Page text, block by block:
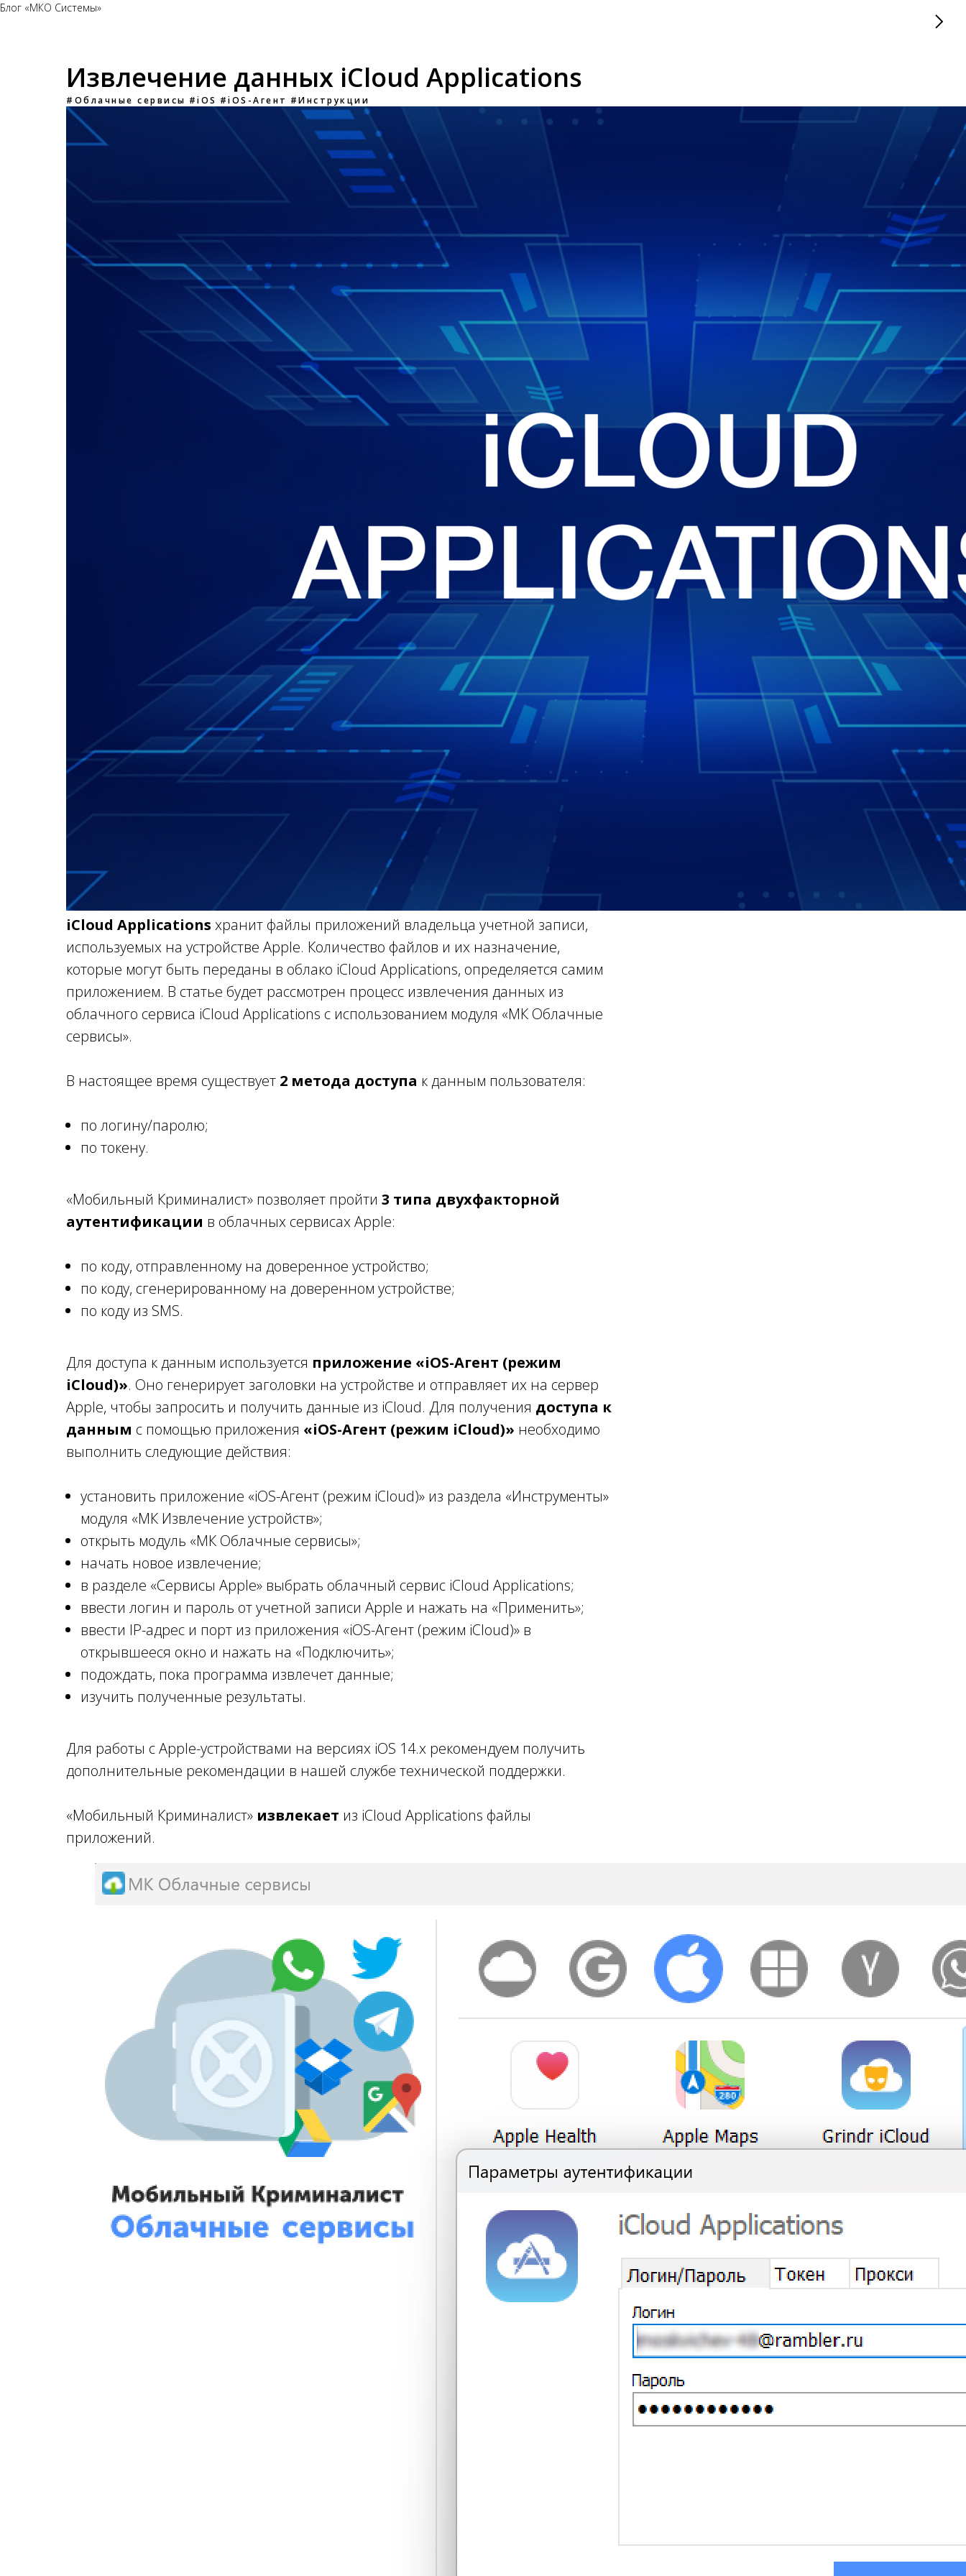
Блог «МКО Системы»
Извлечение данных iCloud Applications
#Облачные сервисы #iOS #iOS-Агент #Инструкции
iCloud Applications хранит файлы приложений владельца учетной записи,
используемых на устройстве Apple. Количество файлов и их назначение,
которые могут быть переданы в облако iCloud Applications, определяется самим
приложением. В статье будет рассмотрен процесс извлечения данных из
облачного сервиса iCloud Applications с использованием модуля «МК Облачные
сервисы».
В настоящее время существует 2 метода доступа к данным пользователя:
по логину/паролю;
по токену.
«Мобильный Криминалист» позволяет пройти 3 типа двухфакторной
аутентификации в облачных сервисах Apple:
по коду, отправленному на доверенное устройство;
по коду, сгенерированному на доверенном устройстве;
по коду из SMS.
Для доступа к данным используется приложение «iOS-Агент (режим
iCloud)». Оно генерирует заголовки на устройстве и отправляет их на сервер
Apple, чтобы запросить и получить данные из iCloud. Для получения доступа к
данным с помощью приложения «iOS-Агент (режим iCloud)» необходимо
выполнить следующие действия:
установить приложение «iOS-Агент (режим iCloud)» из раздела «Инструменты»
модуля «МК Извлечение устройств»;
открыть модуль «МК Облачные сервисы»;
начать новое извлечение;
в разделе «Сервисы Apple» выбрать облачный сервис iCloud Applications;
ввести логин и пароль от учетной записи Apple и нажать на «Применить»;
ввести IP-адрес и порт из приложения «iOS-Агент (режим iCloud)» в
открывшееся окно и нажать на «Подключить»;
подождать, пока программа извлечет данные;
изучить полученные результаты.
Для работы с Apple-устройствами на версиях iOS 14.х рекомендуем получить
дополнительные рекомендации в нашей службе технической поддержки.
«Мобильный Криминалист» извлекает из iCloud Applications файлы
приложений.